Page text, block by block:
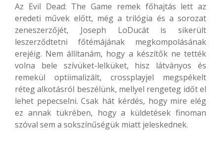
Az Evil Dead: The Game remek főhajtás lett az
eredeti művek előtt, még a trilógia és a sorozat
zeneszerzőjét, Joseph LoDucát is sikerült
leszerződtetni főtémájának megkompolásának
erejéig. Nem állítanám, hogy a készítők ne tették
volna bele szívüket-lelküket, hisz látványos és
remekül optiimalizált, crossplayjel megspékelt
réteg alkotásról beszélünk, mellyel rengeteg időt el
lehet pepecselni. Csak hát kérdés, hogy mire elég
ez annak tükrében, hogy a küldetések finoman
szóval sem a sokszínűségük miatt jeleskednek.